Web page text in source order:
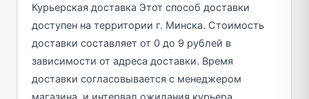
Курьерская доставка Этот способ доставки
доступен на территории г. Минска. Стоимость
доставки составляет от 0 до 9 рублей в
зависимости от адреса доставки. Время
доставки согласовывается с менеджером